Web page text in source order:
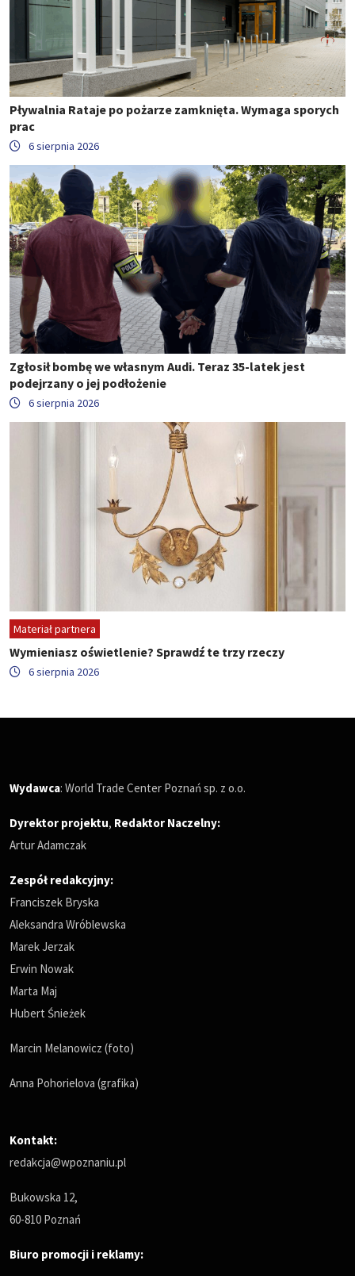
Pływalnia Rataje po pożarze zamknięta. Wymaga sporych
prac
6 sierpnia 2026
Zgłosił bombę we własnym Audi. Teraz 35-latek jest
podejrzany o jej podłożenie
6 sierpnia 2026
Materiał partnera
Wymieniasz oświetlenie? Sprawdź te trzy rzeczy
6 sierpnia 2026
Wydawca: World Trade Center Poznań sp. z o.o.
Dyrektor projektu, Redaktor Naczelny:
Artur Adamczak
Zespół redakcyjny:
Franciszek Bryska
Aleksandra Wróblewska
Marek Jerzak
Erwin Nowak
Marta Maj
Hubert Śnieżek
Marcin Melanowicz (foto)
Anna Pohorielova (grafika)
Kontakt:
redakcja@wpoznaniu.pl
Bukowska 12,
60-810 Poznań
Biuro promocji i reklamy: